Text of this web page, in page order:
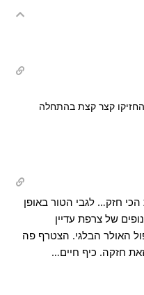
קצר קצת בהתחלה
הכי חזק… לגבי הטור באופן
של צרפת עדיין
האולר הבלגי. הצטרף פה
חזקה. כיף חיים…